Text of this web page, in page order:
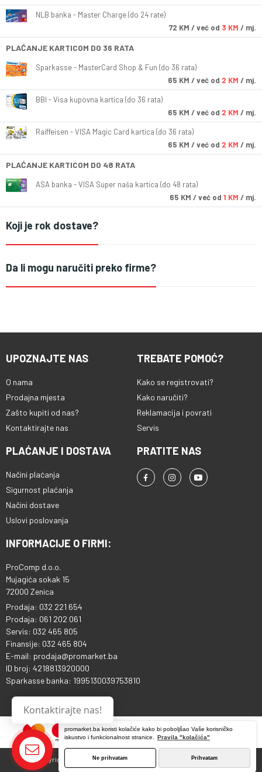
promarket.ba koristi kolačiće kako bi poboljšao Vaše korisničko
iskustvo i funkcionalnost stranice.
Pravila "kolačića"
Ne prihvatam Prihvatam
NLB banka - Master Charge (do 24 rate)
72 KM / već od 3 KM / mj.
PLAĆANJE KARTICOM DO 36 RATA
Sparkasse - MasterCard Shop & Fun (do 36 rata)
65 KM / već od 2 KM / mj.
BBI - Visa kupovna kartica (do 36 rata)
65 KM / već od 2 KM / mj.
Raiffeisen - VISA Magic Card kartica (do 36 rata)
65 KM / već od 2 KM / mj.
PLAĆANJE KARTICOM DO 48 RATA
ASA banka - VISA Super naša kartica (do 48 rata)
65 KM / već od 1 KM / mj.
Koji je rok dostave?
Da li mogu naručiti preko firme?
UPOZNAJTE NAS
O nama
Prodajna mjesta
Zašto kupiti od nas?
Kontaktirajte nas
TREBATE POMOĆ?
Kako se registrovati?
Kako naručiti?
Reklamacija i povrati
Servis
PLAĆANJE I DOSTAVA
Načini plaćanja
Sigurnost plaćanja
Načini dostave
Uslovi poslovanja
PRATITE NAS
INFORMACIJE O FIRMI:
ProComp d.o.o.
Mujagića sokak 15
72000 Zenica
Prodaja: 032 221 654
Prodaja: 061 202 061
Servis: 032 465 805
Finansije: 032 465 804
E-mail: prodaja@promarket.ba
ID broj: 4218813920000
Sparkasse banka: 1995130039753810
Copyright © 2013 - 2026 ProComp d.o.o. Sva prava pridržana.
Kontaktirajte nas!